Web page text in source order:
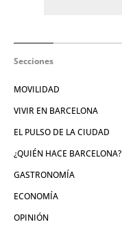
Secciones
MOVILIDAD
VIVIR EN BARCELONA
EL PULSO DE LA CIUDAD
¿QUIÉN HACE BARCELONA?
GASTRONOMÍA
ECONOMÍA
OPINIÓN